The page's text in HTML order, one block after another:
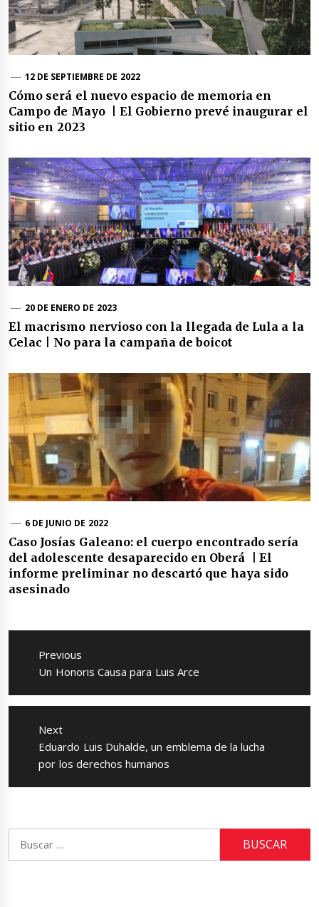
12 DE SEPTIEMBRE DE 2022
Cómo será el nuevo espacio de memoria en
Campo de Mayo | El Gobierno prevé inaugurar el
sitio en 2023
20 DE ENERO DE 2023
El macrismo nervioso con la llegada de Lula a la
Celac | No para la campaña de boicot
6 DE JUNIO DE 2022
Caso Josías Galeano: el cuerpo encontrado sería
del adolescente desaparecido en Oberá | El
informe preliminar no descartó que haya sido
asesinado
Navegación
entradas
Previous
Previous
Un Honoris Causa para Luis Arce
Next
Next
post:
Eduardo Luis Duhalde, un emblema de la lucha
por los derechos humanos